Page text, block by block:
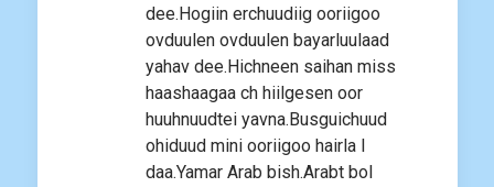
dee.Hogiin erchuudiig ooriigoo
ovduulen ovduulen bayarluulaad
yahav dee.Hichneen saihan miss
haashaagaa ch hiilgesen oor
huuhnuudtei yavna.Busguichuud
ohiduud mini ooriigoo hairla l
daa.Yamar Arab bish.Arabt bol